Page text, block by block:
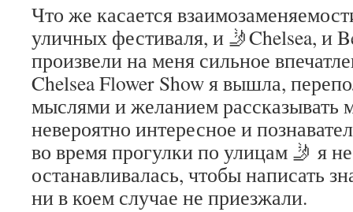
Что же касается
уличных фестиваля, и 🤳Chelsea, и
произвели на меня сильное
Chelsea Flower Show я вышла,
мыслями и желанием рассказывать
невероятно интересное и
во время прогулки по улицам 🤳 я
останавливалась, чтобы написать
ни в коем случае не приезжали.